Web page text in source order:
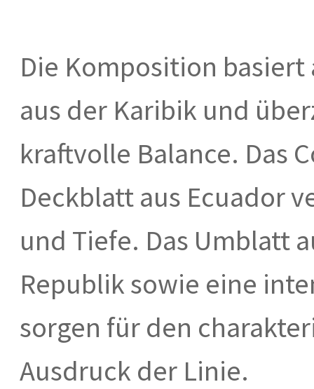
Die Komposition
aus der Karibik und
kraftvolle Balance. Das
Deckblatt aus Ecuador
und Tiefe. Das Umblatt
Republik sowie eine
sorgen für den
Ausdruck der Linie.